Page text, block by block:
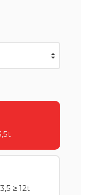
≥ 12t